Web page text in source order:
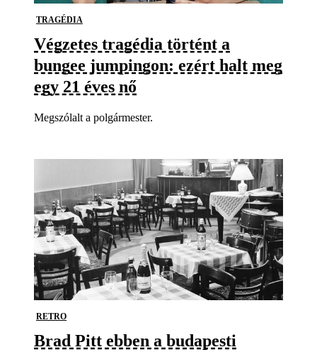
TRAGÉDIA
Végzetes tragédia történt a
bungee jumpingon: ezért halt meg
egy 21 éves nő
Megszólalt a polgármester.
RETRO
Brad Pitt ebben a budapesti